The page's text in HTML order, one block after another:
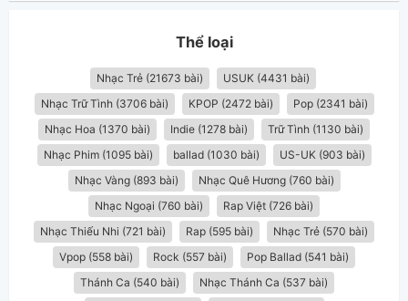
Thể loại
Nhạc Trẻ (21673 bài)
USUK (4431 bài)
Nhạc Trữ Tình (3706 bài)
KPOP (2472 bài)
Pop (2341 bài)
Nhạc Hoa (1370 bài)
Indie (1278 bài)
Trữ Tình (1130 bài)
Nhạc Phim (1095 bài)
ballad (1030 bài)
US-UK (903 bài)
Nhạc Vàng (893 bài)
Nhạc Quê Hương (760 bài)
Nhạc Ngoại (760 bài)
Rap Việt (726 bài)
Nhạc Thiếu Nhi (721 bài)
Rap (595 bài)
Nhạc Trẻ (570 bài)
Vpop (558 bài)
Rock (557 bài)
Pop Ballad (541 bài)
Thánh Ca (540 bài)
Nhạc Thánh Ca (537 bài)